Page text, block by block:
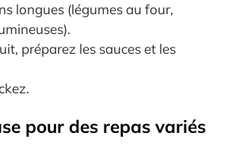
longues (légumes au four,
préparez les sauces et les
pour des repas variés